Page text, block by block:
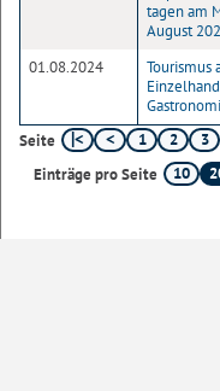
tagen am
August
01.08.2024
Tourismus
Seite
1 2 3
Einträge pro Seite
10